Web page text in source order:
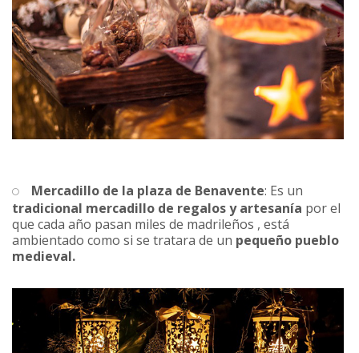
Mercadillo de la plaza de Benavente: Es un
tradicional mercadillo de regalos y artesanía por el
que cada año pasan miles de madrileños , está
ambientado como si se tratara de un pequeño pueblo
medieval.